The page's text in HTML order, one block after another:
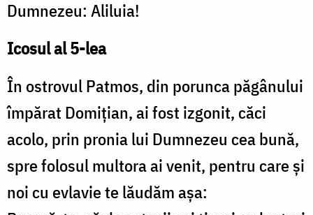
Dumnezeu: Aliluia!
Icosul al 5-lea
În ostrovul Patmos, din porunca păgânului
împărat Domiţian, ai fost izgonit, căci
acolo, prin pronia lui Dumnezeu cea bună,
spre folosul multora ai venit, pentru care şi
noi cu evlavie te lăudăm aşa: